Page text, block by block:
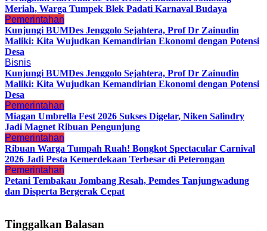
Meriah, Warga Tumpek Blek Padati Karnaval Budaya
Pemerintahan
Kunjungi BUMDes Jenggolo Sejahtera, Prof Dr Zainudin
Maliki: Kita Wujudkan Kemandirian Ekonomi dengan Potensi
Desa
Bisnis
Kunjungi BUMDes Jenggolo Sejahtera, Prof Dr Zainudin
Maliki: Kita Wujudkan Kemandirian Ekonomi dengan Potensi
Desa
Pemerintahan
Miagan Umbrella Fest 2026 Sukses Digelar, Niken Salindry
Jadi Magnet Ribuan Pengunjung
Pemerintahan
Ribuan Warga Tumpah Ruah! Bongkot Spectacular Carnival
2026 Jadi Pesta Kemerdekaan Terbesar di Peterongan
Pemerintahan
Petani Tembakau Jombang Resah, Pemdes Tanjungwadung
dan Disperta Bergerak Cepat
Tinggalkan Balasan